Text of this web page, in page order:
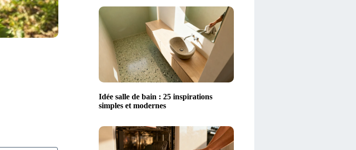
Idée salle de bain : 25 inspirations
simples et modernes